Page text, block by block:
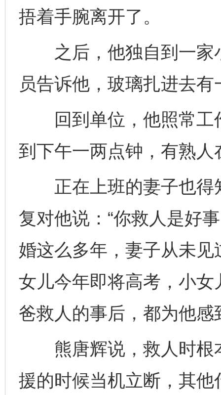
捂着手腕离开了。
之后，他独自到一家
员告诉他，玻璃扎进去
回到单位，他照常工
到下午一两点钟，有熟
正在上班的妻子也得
复对他说：“你救人是好
婚这么多年，妻子从未
女儿今年即将高考，小
爸救人的事后，都为他感
熊唐辉说，救人时根
援的时候当机立断，其